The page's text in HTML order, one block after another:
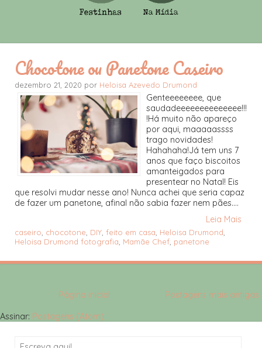
Chocotone ou Panetone Caseiro
dezembro 21, 2020 por Heloisa Azevedo Drumond
Genteeeeeeee, que
saudadeeeeeeeeeeeeee!!!
!Há muito não apareço
por aqui, maaaaassss
trago novidades!
Hahahaha!Já tem uns 7
anos que faço biscoitos
amanteigados para
presentear no Natal! Eis
que resolvi mudar nesse ano! Nunca achei que seria capaz
de fazer um panetone, afinal não sabia fazer nem pães....
Leia Mais
caseiro chocotone DIY feito em casa Heloisa Drumond
Heloisa Drumond fotografia Mamãe Chef panetone
Postagens mais antigas
Página inicial
Assinar: Postagens (Atom)
Search